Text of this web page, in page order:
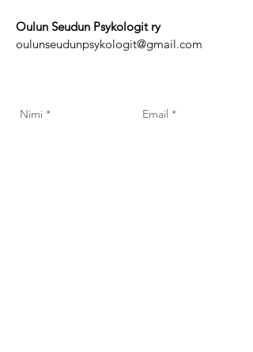
Oulun Seudun Psykologit ry
oulunseudunpsykologit@gmail.com